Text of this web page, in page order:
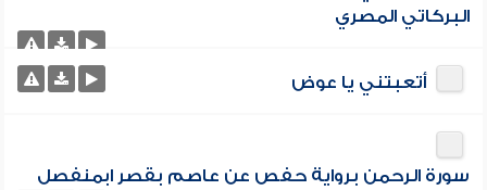
البركاتي المصري
أتعبتني يا عوض
سورة الرحمن برواية حفص عن عاصم بقصر ابمنفصل